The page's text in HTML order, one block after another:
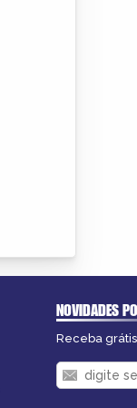
NOVIDADES
Receba